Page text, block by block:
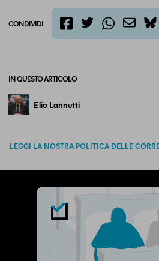
CONDIVIDI
IN QUESTO ARTICOLO
Elio Lannutti
LEGGI LA NOSTRA POLITICA DELLE